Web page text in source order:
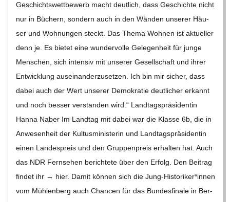
Geschichts­wett­be­werb macht deut­lich, dass Geschichte nicht
nur in Büchern, son­dern auch in den Wän­den unse­rer Häu­
ser und Woh­nun­gen steckt. Das Thema Woh­nen ist aktu­el­ler
denn je. Es bie­tet eine wun­der­volle Gele­gen­heit für junge
Men­schen, sich inten­siv mit unse­rer Gesell­schaft und ihrer
Ent­wick­lung aus­ein­an­der­zu­set­zen. Ich bin mir sicher, dass
dabei auch der Wert unse­rer Demo­kra­tie deut­li­cher erkannt
und noch bes­ser ver­stan­den wird.“ Land­tags­prä­si­den­tin
Hanna Naber Im Land­tag mit dabei war die Klasse 6b, die in
Anwe­sen­heit der Kul­tus­mi­nis­te­rin und Land­tags­prä­si­den­tin
einen Lan­des­preis und den Grup­pen­preis erhal­ten hat. Auch
das NDR Fern­se­hen berich­tete über den Erfolg. Den Bei­trag
fin­det ihr → hier. Damit kön­nen sich die Jung-Historiker*innen
vom Müh­len­berg auch Chan­cen für das Bun­des­fi­nale in Ber­